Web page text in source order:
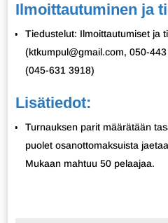
Ilmoittautuminen ja
Tiedustelut: Ilmoittautumiset ja
(ktkumpul@gmail.com, 050-
(045-631 3918)
Lisätiedot:
Turnauksen parit määrätään
puolet osanottomaksuista
Mukaan mahtuu 50 pelaajaa.